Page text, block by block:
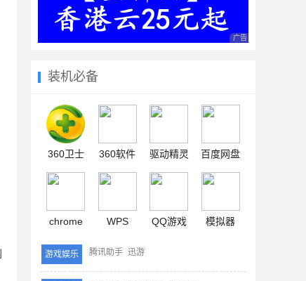
广告 商业广告，理性
装机必备
360卫士 360软件 驱动精灵 百度网盘
chrome WPS QQ游戏 模拟器
游戏娱乐 腾讯助手 迅游